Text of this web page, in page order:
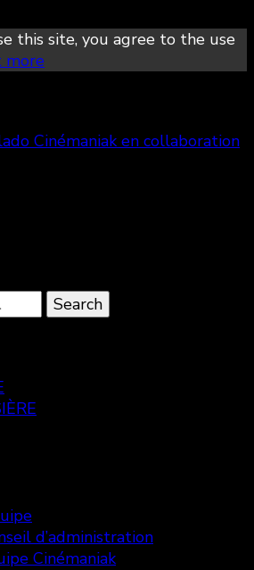
this site, you agree to the use
more
Cinémaniak en collaboration
d’administration
Cinémaniak